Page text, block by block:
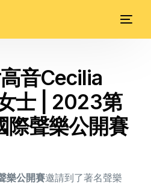
音Cecilia
士 | 2023第
際聲樂公開賽
樂公開賽邀請到了著名聲樂